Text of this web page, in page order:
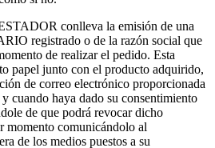
conlleva la emisión de una
registrado o de la razón social que
de realizar el pedido. Esta
papel junto con el producto adquirido,
de correo electrónico proporcionada
cuando haya dado su consentimiento
de que podrá revocar dicho
momento comunicándolo al
de los medios puestos a su